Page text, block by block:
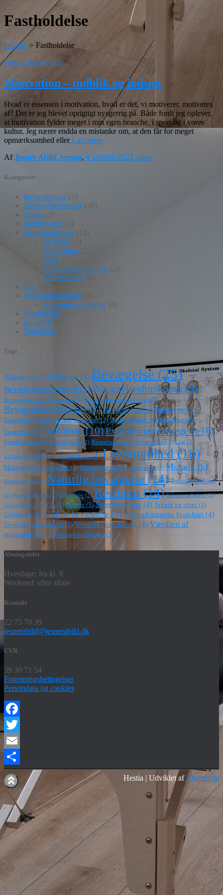
Fastholdelse
Forside > Fastholdelse
Bevægelsesstudier
Motivation – indblik og indsigt
Hvad er essensen i motivation, hvad er det, vi motiverer, motiveres
af? Det er jeg blevet oprigtigt nysgerrig på. Både fordi jeg oplever,
at motivation fylder meget i min egen branche, i sport og i vores
kultur. Jeg nærer endda en mistanke om, at den får for meget
opmærksomhed ellerLæs mere
AfJesper Abild Jensen, 4 år26/06/2022 siden
Kategorier
Behandlinger(7)
Bevægelsesstudier(36)
Fokus (2)
Heuristikker(2)
Kropspraksisser(14)
At sidde
Meditation
Søvn
Valg og beslutninger(2)
Vejrtrækning
Leg
Massageforskning
Massagens virkning (8)
Prioritering
Sundhed
Teknologi
Tags
Afslapning (4) Berøring (4) Bevægelse (25)
Bevægelsens fremtid (5) Bevægelsesforskning(9)
Bevægelse som forførelse(3) Bevægelsesperspektiver(3)
Bevægelsesprincipper(7) Bevægelsesuddannelse(5)
Dannelse (3) Det normale åndedræt(3) Diafragmatisk vejrtrækning (3)
Ernæring (3) Evolution(10)Evolutionær bevægelse(8)
Færdigheder(3) Konsekvenser (2) Konstruktion af bevægelse(3) Leg (3)
Livsforebyggelse (2) Livspraksis(4) Livssundhed(18)
Massage som profession(3) Massageterapi(3) Motivation(2) Motorik (6)
Naturdannelse (2) Naturlig bevægelse(14) Personlig udvikling
(2) Personlig vækst (2) Potentialer (2) Resiliens (14) Selvansvarlighed(2)
Selvindsigt (2) Skills (3) Smerte (3) Smertelindring (4) Teknik og idræt (3)
Undgåelse (3) Valg af bevægelse (6) Vejrtrækningens fysiologi (4)
Vejrtrækningsmetoder(3) Vejrtrækningsteknik (4) Værdien af
massage (5) Åndedrætsproblemer(3)
Åbningstider
Hverdage: fra kl. 8
Weekend: efter aftale
Kontakt
22 75 70 39
jesperabild@jesperabild.dk
CVR
39 30 71 54
Forretningsbetingelser
Persondata og cookies
Facebook
Twitter
Email
Share
Hestia | Udviklet afThemeIsle